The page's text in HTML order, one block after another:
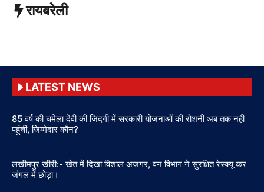
रायबरेली
LATEST NEWS
85 वर्ष की चमेला देवी की जिंदगी में सरकारी योजनाओं की रोशनी अब तक नहीं
पहुंची, जिम्मेदार कौन?
लखीमपुर खीरी:- खेत में दिखा विशाल अजगर, वन विभाग ने सुरक्षित रेस्क्यू कर
जंगल में छोड़ा।